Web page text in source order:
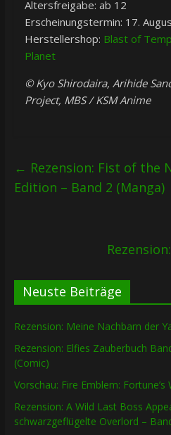
Altersfreigabe: ab 12
Erscheinungstermin: 17.
Herstellershop: Blast of
Planet
© Kyo Shirodaira, Arihide
Project, MBS / KSM Anime
← Rezension: Fist of the
Edition – Band 2 (Manga)
Neuste Beiträge
Rezension: Meine Nachbarn der
Rezension: Elfies Zauberbuch
(Comic)
Vorschau: Fire Emblem: Fortune’s
Rezension: A Wild Last Boss
schwarzgeflügelte Overlord –